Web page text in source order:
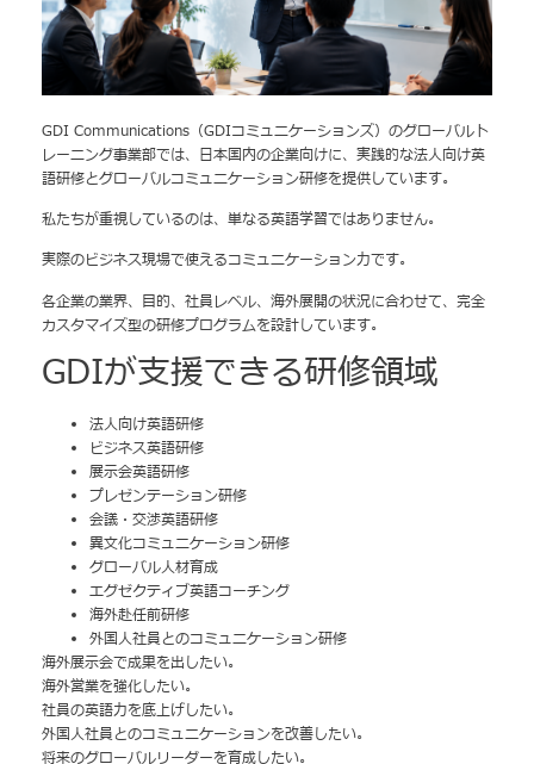
GDI Communications（GDIコミュニケーションズ）のグローバルト
レーニング事業部では、日本国内の企業向けに、実践的な法人向け英
語研修とグローバルコミュニケーション研修を提供しています。
私たちが重視しているのは、単なる英語学習ではありません。
実際のビジネス現場で使えるコミュニケーション力です。
各企業の業界、目的、社員レベル、海外展開の状況に合わせて、完全
カスタマイズ型の研修プログラムを設計しています。
GDIが支援できる研修領域
法人向け英語研修
ビジネス英語研修
展示会英語研修
プレゼンテーション研修
会議・交渉英語研修
異文化コミュニケーション研修
グローバル人材育成
エグゼクティブ英語コーチング
海外赴任前研修
外国人社員とのコミュニケーション研修
海外展示会で成果を出したい。
海外営業を強化したい。
社員の英語力を底上げしたい。
外国人社員とのコミュニケーションを改善したい。
将来のグローバルリーダーを育成したい。